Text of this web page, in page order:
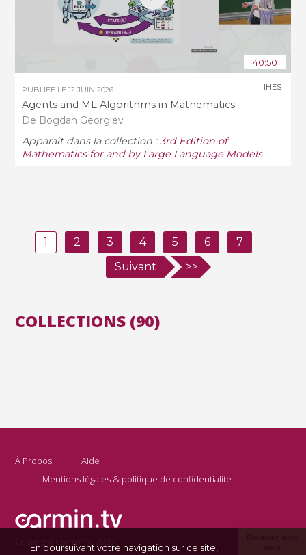
40:50
PUBLIÉE LE12 JUIN 2026
Agents and ML Algorithms in Mathematics
De Bogdan Georgiev
IHES
Apparaît dans la collection :3rd Edition of
Mathematics for and by Large Language Models
1 2 3 4 5 6 7
...
Suivant
>>
COLLECTIONS (90)
À Propos
Aide
Mentions légales & politique de confidentialité
Copyright Carmin.tv 2026
En poursuivant votre navigation sur ce site,